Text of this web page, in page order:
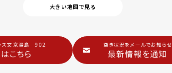
大きい地図で見る
ス文京湯島 902
こちら
空き状況をメールでお知らせ
最新情報を通知